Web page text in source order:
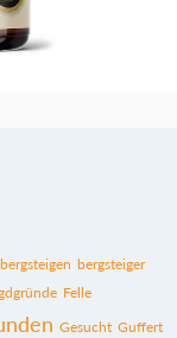
bergsteigen bergsteiger
Felle
Gesucht Guffert